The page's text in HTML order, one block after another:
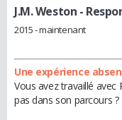
J.M. Weston -
2015 - maintenant
Une expérience
Vous avez travaillé avec
pas dans son parcours ?